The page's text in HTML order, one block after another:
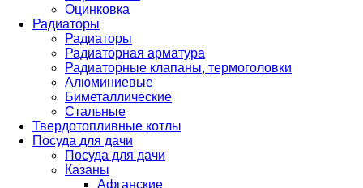
Оцинковка
Радиаторы
Радиаторы
Радиаторная арматура
Радиаторные клапаны, термоголовки
Алюминиевые
Биметаллические
Стальные
Твердотопливные котлы
Посуда для дачи
Посуда для дачи
Казаны
Афганские